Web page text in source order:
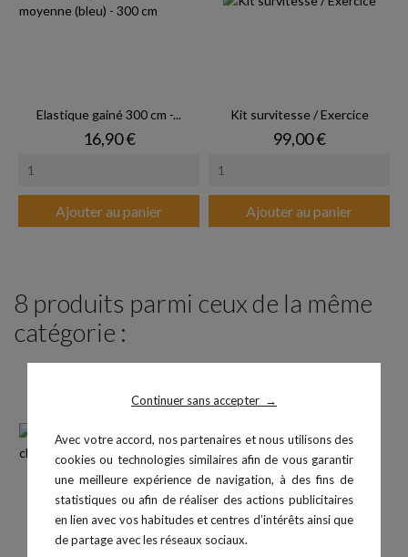
Continuer sans accepter →
Avec votre accord, nos partenaires et nous utilisons des
cookies ou technologies similaires afin de vous garantir
une meilleure expérience de navigation, à des fins de
statistiques ou afin de réaliser des actions publicitaires
en lien avec vos habitudes et centres d’intérêts ainsi que
de partage avec les réseaux sociaux.
Elastique gainé 300 cm -...
Prix
16,90 €
Ajouter au panier
Kit survitesse / Exercice
Prix
99,00 €
Ajouter au panier
8 produits parmi ceux de la même
catégorie :